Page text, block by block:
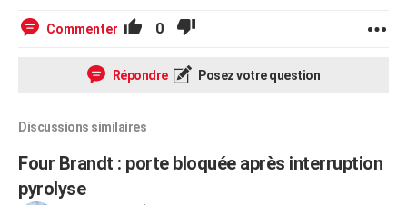
Commenter 0
Répondre Posez votre question
Discussions similaires
Four Brandt : porte bloquée après interruption
pyrolyse